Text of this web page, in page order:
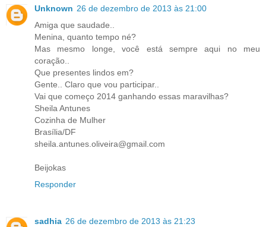
Unknown 26 de dezembro de 2013 às 21:00
Amiga que saudade..
Menina, quanto tempo né?
Mas mesmo longe, você está sempre aqui no meu
coração..
Que presentes lindos em?
Gente.. Claro que vou participar..
Vai que começo 2014 ganhando essas maravilhas?
Sheila Antunes
Cozinha de Mulher
Brasília/DF
sheila.antunes.oliveira@gmail.com
Beijokas
Responder
sadhia 26 de dezembro de 2013 às 21:23